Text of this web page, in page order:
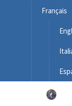
Français